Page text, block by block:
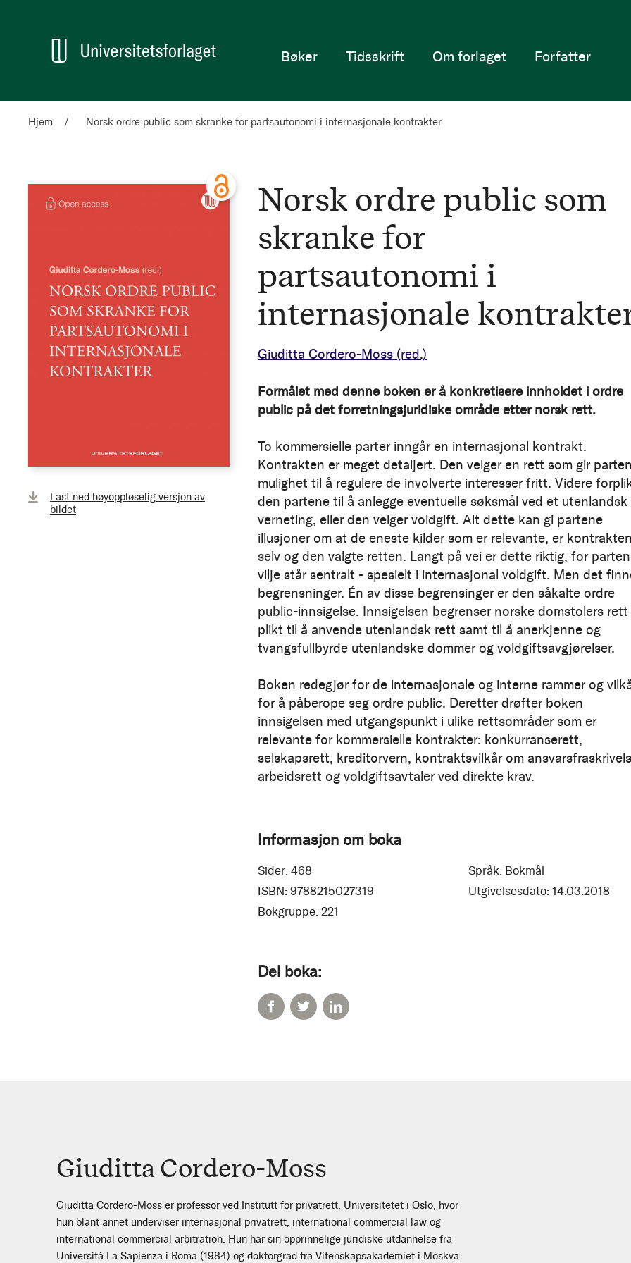
Hjem
Bøker Tidsskrift Om forlaget Forfatter
Hjem Norsk ordre public som skranke for partsautonomi i internasjonale kontrakter
Last ned høyoppløselig versjon av
bildet
Norsk ordre public som
skranke for
partsautonomi i
internasjonale
Giuditta Cordero-Moss (red.)
Formålet med denne boken er å konkretisere innholdet i ordre
public på det forretningsjuridiske område etter norsk rett.
To kommersielle parter inngår en internasjonal kontrakt.
Kontrakten er meget detaljert. Den velger en rett som gir
mulighet til å regulere de involverte interesser fritt. Videre
den partene til å anlegge eventuelle søksmål ved et utenlandsk
verneting, eller den velger voldgift. Alt dette kan gi partene
illusjoner om at de eneste kilder som er relevante, er kontrakten
selv og den valgte retten. Langt på vei er dette riktig, for
vilje står sentralt - spesielt i internasjonal voldgift. Men det
begrensninger. Én av disse begrensinger er den såkalte ordre
public-innsigelse. Innsigelsen begrenser norske domstolers
plikt til å anvende utenlandsk rett samt til å anerkjenne og
tvangsfullbyrde utenlandske dommer og voldgiftsavgjørelser.
Boken redegjør for de internasjonale og interne rammer og
for å påberope seg ordre public. Deretter drøfter boken
innsigelsen med utgangspunkt i ulike rettsområder som er
relevante for kommersielle kontrakter: konkurranserett,
selskapsrett, kreditorvern, kontraktsvilkår om
arbeidsrett og voldgiftsavtaler ved direkte krav.
Informasjon om boka
Sider: 468 Språk: Bokmål
ISBN: 9788215027319 Utgivelsesdato: 14.03.2018
Bokgruppe: 221
Del boka:
Giuditta Cordero-Moss
Giuditta Cordero-Moss er professor ved Institutt for privatrett, Universitetet i Oslo, hvor
hun blant annet underviser internasjonal privatrett, international commercial law og
international commercial arbitration. Hun har sin opprinnelige juridiske utdannelse fra
Università La Sapienza i Roma (1984) og doktorgrad fra Vitenskapsakademiet i Moskva